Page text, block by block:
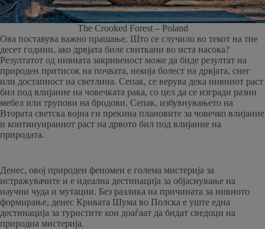
The Crooked Forest – Poland
Ова поставува важно прашање. Што се случило во текот на тие
десет години, ако дрвјата биле свиткани во иста насока?
Резултатот од нивната закривеност може да биде резултат на
природен притисок на почвата, некоја болест на дрвјата, снег
или достапност на светлина. Сепак, се верува дека нивниот раст
бил под влијание на човечката рака, со цел да се изгради разни
мебел или трупови на бродови. Сепак, избувнувањето на
Втората светска војна ги прекина плановите за човечко влијание
и континуираниот раст на дрвото бил под влијание на
природата.
Денес, овој природен феномен е голема мистерија за
истражувачите и е идеална дестинација за објаснување на
научни чуда и мутации. Без разлика на причината за нивното
формирање, денес Кривата Шума во Полска е уште една
дестинација за туристите кои доаѓаат да бидат сведоци на
природна мистерија.